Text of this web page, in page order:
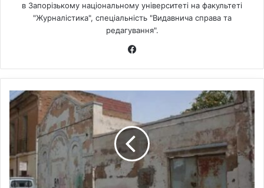
в Запорізькому національному університеті на факультеті
"Журналістика", спеціальність "Видавнича справа та
редагування".
bo
ok
с
т
р
и
ч
н